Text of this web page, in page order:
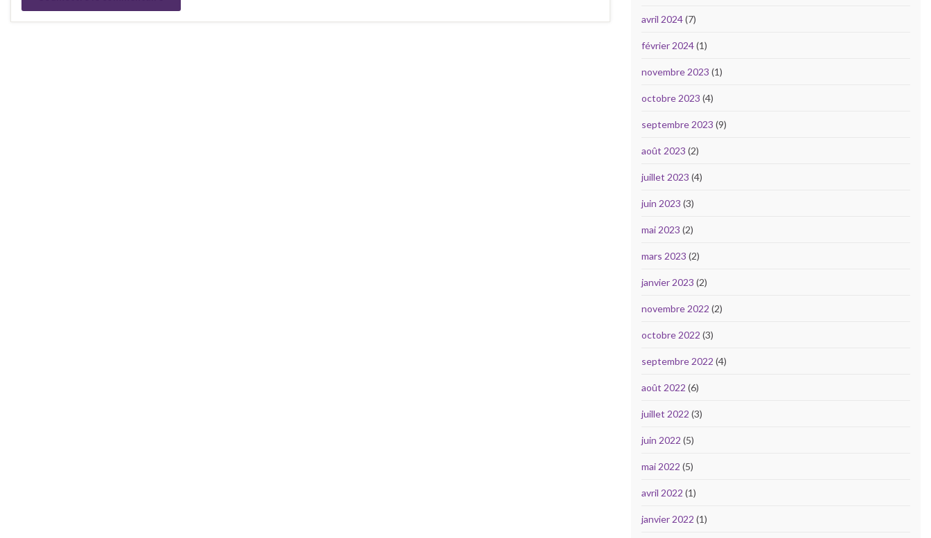
avril 2024(7)
février 2024(1)
novembre 2023 (1)
octobre 2023 (4)
septembre 2023 (9)
août 2023 (2)
juillet 2023 (4)
juin 2023 (3)
mai 2023 (2)
mars 2023 (2)
janvier 2023 (2)
novembre 2022 (2)
octobre 2022 (3)
septembre 2022 (4)
août 2022 (6)
juillet 2022 (3)
juin 2022 (5)
mai 2022 (5)
avril 2022 (1)
janvier 2022 (1)